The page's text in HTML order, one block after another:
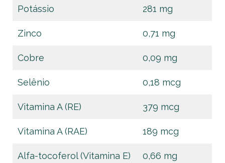
Potássio 281 mg
Zinco 0,71 mg
Cobre 0,09 mg
Selênio 0,18 mcg
Vitamina A (RE) 379 mcg
Vitamina A (RAE) 189 mcg
Alfa-tocoferol (Vitamina E) 0,66 mg